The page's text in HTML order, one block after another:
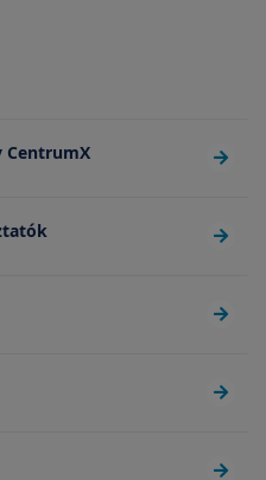
CentrumX